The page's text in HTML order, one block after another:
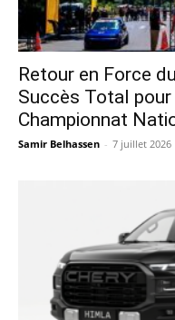
Retour en Force
Succès Total
Championnat
Samir Belhassen - 7 juillet 2026